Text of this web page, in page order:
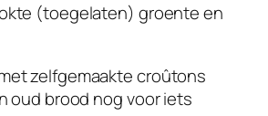
(toegelaten) groente en
zelfgemaakte croûtons
oud brood nog voor iets